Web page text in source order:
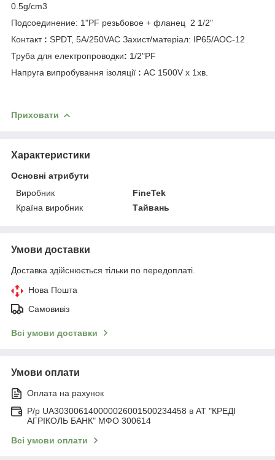
0.5g/cm3
Подсоединение: 1"PF резьбовое + фланец 2 1/2"
Контакт: SPDT, 5A/250VAC Захист/матеріал: IP65/AOC-12
Труба для електропроводки: 1/2"PF
Напруга випробування ізоляції : AC 1500V х 1хв.
Приховати
Характеристики
Основні атрибути
Виробник
FineTek
Країна виробник
Тайвань
Умови доставки
Доставка здійснюється тільки по передоплаті.
Нова Пошта
Самовивіз
Всі умови доставки
Умови оплати
Оплата на рахунок
Р/р UA303006140000026001500234458 в АТ "КРЕДІ
АГРІКОЛЬ БАНК" МФО 300614
Всі умови оплати